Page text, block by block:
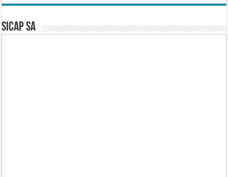
SICAP SA